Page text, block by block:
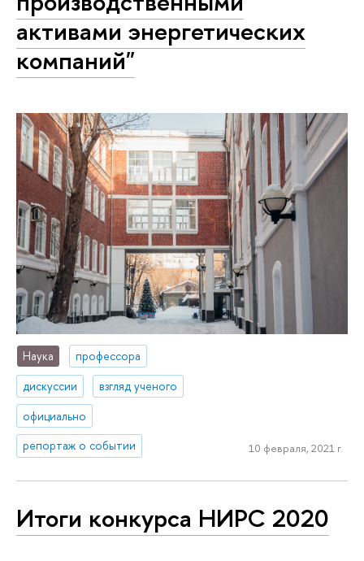
активами энергетических
компаний"
Наука
профессора
дискуссии
взгляд ученого
официально
репортаж о событии
10 февраля, 2021 г.
Итоги конкурса НИРС 2020